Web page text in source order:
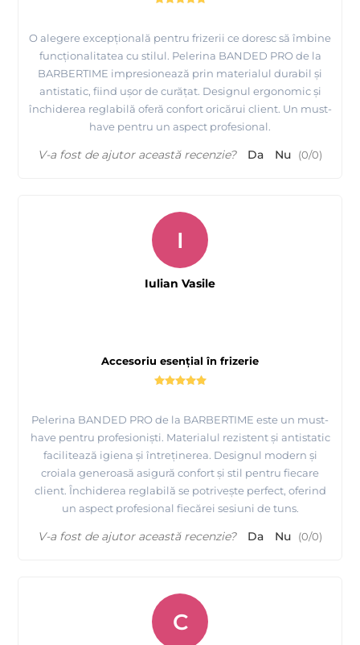
O alegere excepțională pentru frizerii ce doresc să îmbine
funcționalitatea cu stilul. Pelerina BANDED PRO de la
BARBERTIME impresionează prin materialul durabil și
antistatic, fiind ușor de curățat. Designul ergonomic și
închiderea reglabilă oferă confort oricărui client. Un must-
have pentru un aspect profesional.
V-a fost de ajutor această recenzie? Da Nu (0/0)
Accesoriu esențial în frizerie
Pelerina BANDED PRO de la BARBERTIME este un must-
have pentru profesioniști. Materialul rezistent și antistatic
facilitează igiena și întreținerea. Designul modern și
croiala generoasă asigură confort și stil pentru fiecare
client. Închiderea reglabilă se potrivește perfect, oferind
un aspect profesional fiecărei sesiuni de tuns.
I
Iulian Vasile
V-a fost de ajutor această recenzie? Da Nu (0/0)
C